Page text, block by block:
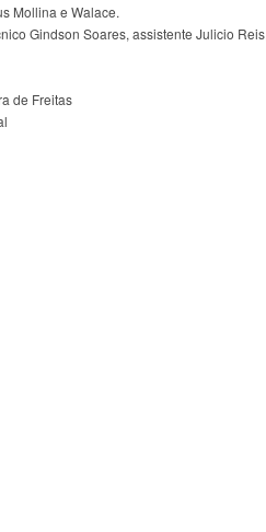
Mollina e Walace.
Gindson Soares, assistente Julicio
de Freitas